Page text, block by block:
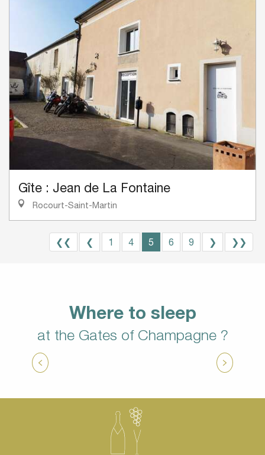
Gîte : Jean de La Fontaine
Rocourt-Saint-Martin
❮❮ ❮ 1 4 5 6 9 ❯ ❯❯
Where to sleep
at the Gates of Champagne ?
Motor home area : In adventurous